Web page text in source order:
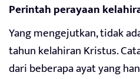
Perintah perayaan
Yang mengejutkan, tidak
tahun kelahiran Kristus.
dari beberapa ayat yang